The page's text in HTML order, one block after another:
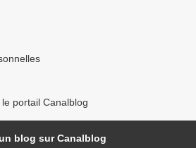
portail Canalblog
blog sur Canalblog